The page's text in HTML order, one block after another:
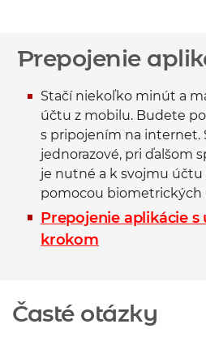
Prepojenie
Stačí niekoľko minút a
účtu z mobilu. Budete
s pripojením na internet.
jednorazové, pri ďalšom
je nutné a k svojmu účtu
pomocou biometrických
Prepojenie aplikácie
krokom
Časté otázky